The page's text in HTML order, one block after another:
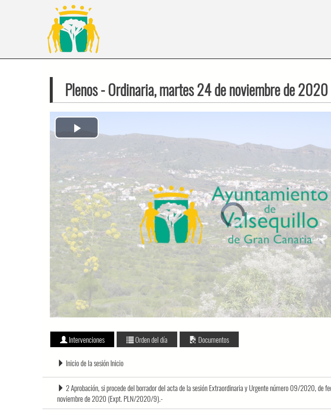
Plenos- Ordinaria, martes 24 de noviembre de 2020
Video
Player
is
loading.
Play
Video
Intervenciones Orden del día Documentos
Inicio de la sesión Inicio
2 Aprobación, si procede del borrador del acta de la sesión Extraordinaria y Urgente número 09/2020, de
noviembre de 2020 (Expt. PLN/2020/9).-